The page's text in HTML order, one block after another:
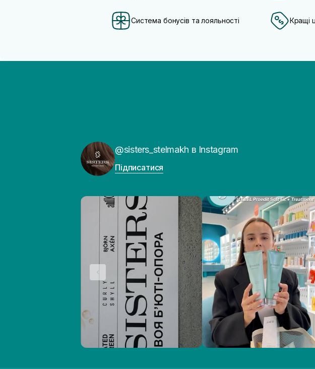
Система бонусів та лояльності Кращі
@sisters_stelmakh в Instagram
Підписатися